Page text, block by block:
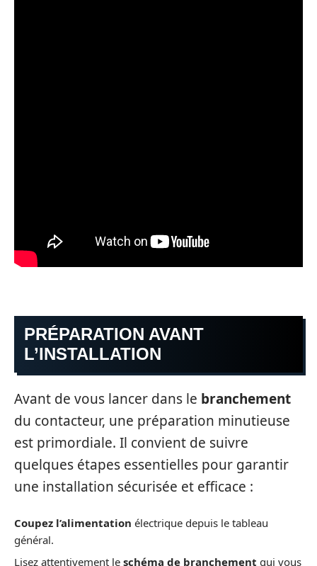
PRÉPARATION AVANT
L’INSTALLATION
Avant de vous lancer dans le branchement
du contacteur, une préparation minutieuse
est primordiale. Il convient de suivre
quelques étapes essentielles pour garantir
une installation sécurisée et efficace :
Coupez l’alimentation électrique depuis le tableau
général.
Lisez attentivement le schéma de branchement qui vous